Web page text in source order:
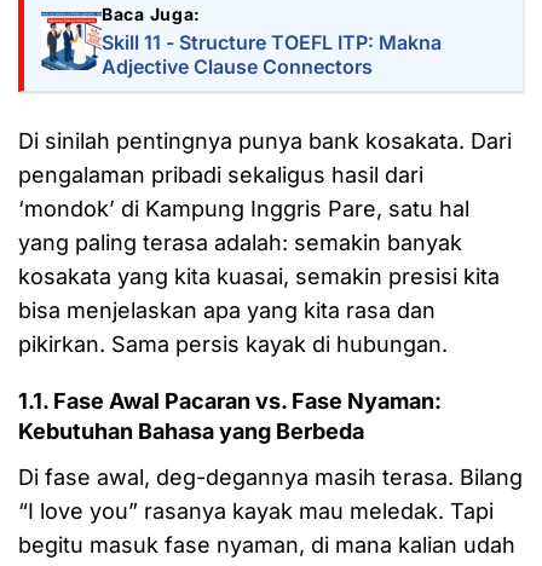
Baca Juga:
Skill 11 - Structure TOEFL ITP: Makna
Adjective Clause Connectors
Di sinilah pentingnya punya bank kosakata. Dari
pengalaman pribadi sekaligus hasil dari
‘mondok’ di Kampung Inggris Pare, satu hal
yang paling terasa adalah: semakin banyak
kosakata yang kita kuasai, semakin presisi kita
bisa menjelaskan apa yang kita rasa dan
pikirkan. Sama persis kayak di hubungan.
1.1. Fase Awal Pacaran vs. Fase Nyaman:
Kebutuhan Bahasa yang Berbeda
Di fase awal, deg-degannya masih terasa. Bilang
“I love you” rasanya kayak mau meledak. Tapi
begitu masuk fase nyaman, di mana kalian udah